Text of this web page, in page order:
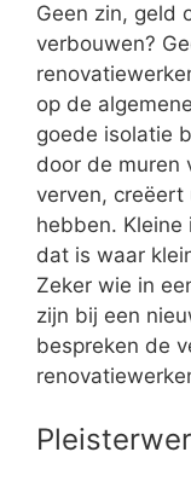
Geen zin, geld
verbouwen?
op de
goede isolatie
door de muren
verven, creëert
hebben.
dat is waar
Zeker wie in
zijn bij een
bespreken de